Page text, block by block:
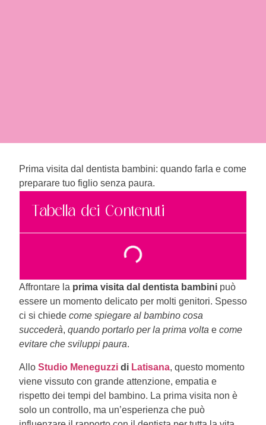
Prima visita dal dentista bambini: quando farla e come
preparare tuo figlio senza paura.
Tabella dei Contenuti
Affrontare la prima visita dal dentista bambini può
essere un momento delicato per molti genitori. Spesso
ci si chiede come spiegare al bambino cosa
succederà, quando portarlo per la prima volta e come
evitare che sviluppi paura.
Allo Studio Meneguzzi di Latisana, questo momento
viene vissuto con grande attenzione, empatia e
rispetto dei tempi del bambino. La prima visita non è
solo un controllo, ma un’esperienza che può